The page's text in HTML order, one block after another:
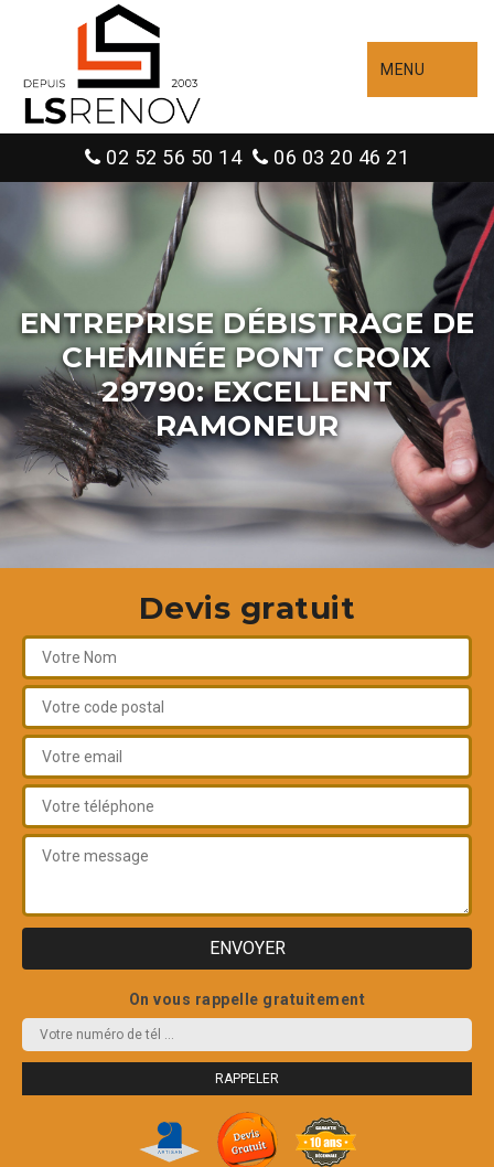
MENU
02 52 56 50 14 06 03 20 46 21
ENTREPRISE DÉBISTRAGE DE
CHEMINÉE PONT CROIX
29790: EXCELLENT
RAMONEUR
Devis gratuit
On vous rappelle gratuitement